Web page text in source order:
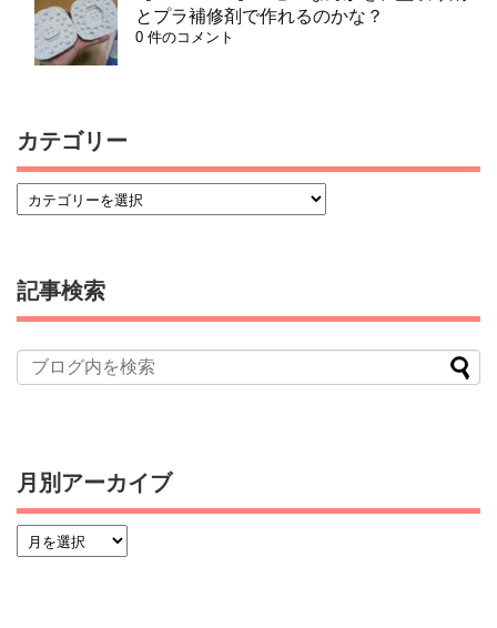
とプラ補修剤で作れるのかな？
0 件のコメント
カテゴリー
記事検索
月別アーカイブ